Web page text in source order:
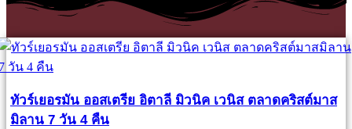
ทัวร์เยอรมัน ออสเตรีย อิตาลี มิวนิค เวนิส ตลาดคริสต์มาส
มิลาน 7 วัน 4 คืน